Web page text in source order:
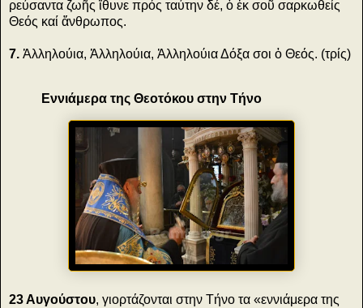
ρεύσαντα ζωῆς ἴθυνε πρός ταύτην δέ, ὁ ἐκ σοῦ σαρκωθείς
Θεός καί ἄνθρωπος.
7. Ἀλληλούια, Ἀλληλούια, Ἀλληλούια Δόξα σοι ὁ Θεός. (τρίς)
Εννιάμερα της Θεοτόκου στην Τήνο
23 Αυγούστου, γιορτάζονται στην Τήνο τα «εννιάμερα της